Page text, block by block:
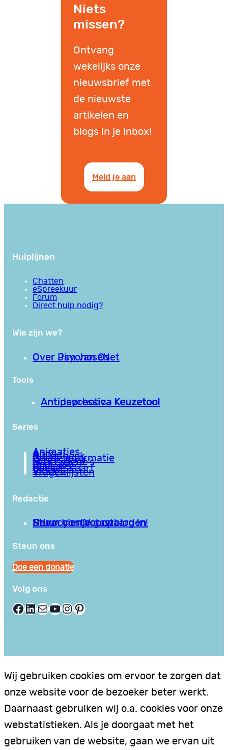
Niets
missen?
Ontvang
wekelijks onze
nieuwsbrief met
de nieuwste
artikelen en
blogs in je inbox!
Meld je aan
Hulplijnen
Chatten
eSpreekuur
Forum
Direct hulp nodig?
Wie zijn we?
Over PsychoseNet
Over Jim van Os
Tools
Antipsychotica Keuzetool
Antidepressiva Keuzetool
Series
Animaties
Apps
Bibliotheek
Goede informatie
Kennisbank
Mini college’s
Podcasts
Reviews
Sociale Kaart
Video’s
Vragenlijsten
Redactie
Privacy en Voorwaarden
Stuur hier je gastblog in!
Neem contact op
Steun ons
Doe een donatie
Volg ons
Facebook LinkedIn E-mail YouTube InstagramPinterest
Wij gebruiken cookies om ervoor te zorgen dat
onze website voor de bezoeker beter werkt.
Daarnaast gebruiken wij o.a. cookies voor onze
webstatistieken. Als je doorgaat met het
gebruiken van de website, gaan we ervan uit